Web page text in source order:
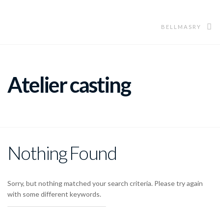
BELLMASRY
Atelier casting
Nothing Found
Sorry, but nothing matched your search criteria. Please try again
with some different keywords.